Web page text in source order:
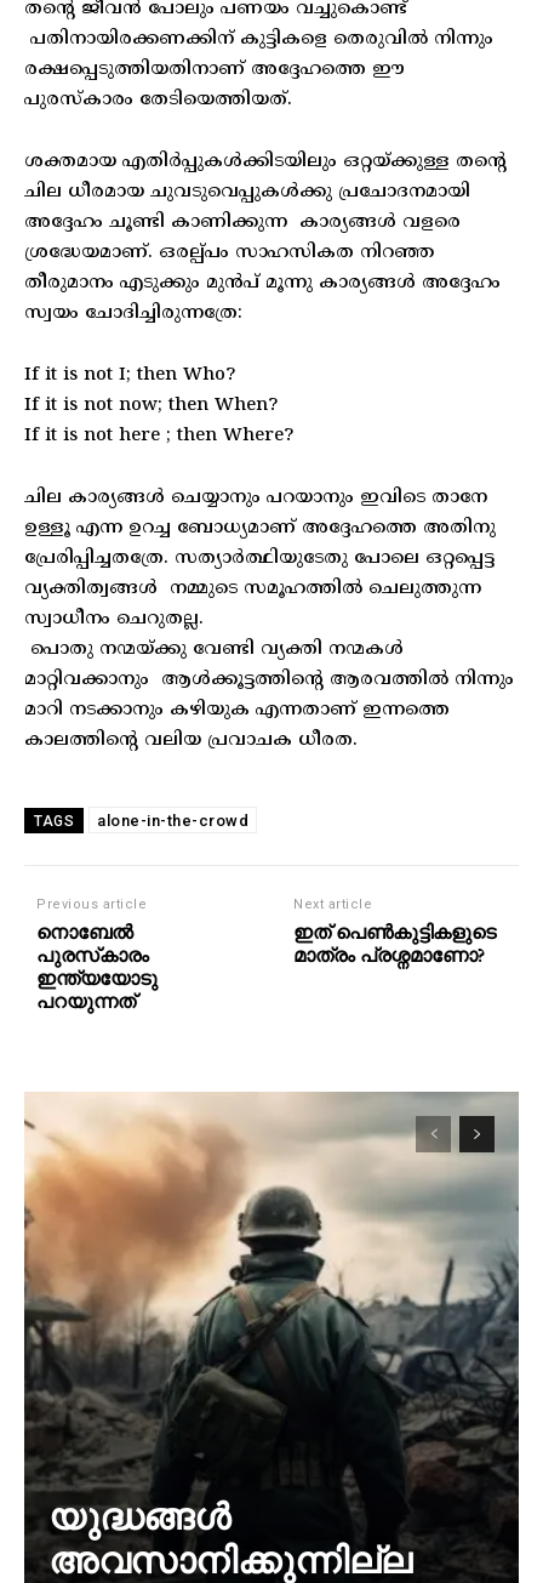
തന്റെ ജീവൻ പോലും പണയം വച്ചുകൊണ്ട്
പതിനായിരക്കണക്കിന് കുട്ടികളെ തെരുവിൽ നിന്നും
രക്ഷപ്പെടുത്തിയതിനാണ് അദ്ദേഹത്തെ ഈ
പുരസ്‌കാരം തേടിയെത്തിയത്.
ശക്തമായ എതിർപ്പുകൾക്കിടയിലും ഒറ്റയ്ക്കുള്ള തന്റെ
ചില ധീരമായ ചുവടുവെപ്പുകൾക്കു പ്രചോദനമായി
അദ്ദേഹം ചൂണ്ടി കാണിക്കുന്ന കാര്യങ്ങൾ വളരെ
ശ്രദ്ധേയമാണ്. ഒരല്പ്പം സാഹസികത നിറഞ്ഞ
തീരുമാനം എടുക്കും മുൻപ് മൂന്നു കാര്യങ്ങൾ അദ്ദേഹം
സ്വയം ചോദിച്ചിരുന്നത്രേ:
If it is not I; then Who?
If it is not now; then When?
If it is not here ; then Where?
ചില കാര്യങ്ങൾ ചെയ്യാനും പറയാനും ഇവിടെ താനേ
ഉള്ളൂ എന്ന ഉറച്ച ബോധ്യമാണ് അദ്ദേഹത്തെ അതിനു
പ്രേരിപ്പിച്ചതത്രേ. സത്യാർത്ഥിയുടേതു പോലെ ഒറ്റപ്പെട്ട
വ്യക്തിത്വങ്ങൾ നമ്മുടെ സമൂഹത്തിൽ ചെലുത്തുന്ന
സ്വാധീനം ചെറുതല്ല.
പൊതു നന്മയ്ക്കു വേണ്ടി വ്യക്തി നന്മകൾ
മാറ്റിവക്കാനും ആൾക്കൂട്ടത്തിന്റെ ആരവത്തിൽ നിന്നും
മാറി നടക്കാനും കഴിയുക എന്നതാണ് ഇന്നത്തെ
കാലത്തിന്റെ വലിയ പ്രവാചക ധീരത.
TAGS alone-in-the-crowd
Previous article
നൊബേൽ
പുരസ്‌കാരം
ഇന്ത്യയോടു
പറയുന്നത്
Next article
ഇത് പെൺകുട്ടികളുടെ
മാത്രം പ്രശ്നമാണോ?
യുദ്ധങ്ങൾ
അവസാനിക്കുന്നില്ല